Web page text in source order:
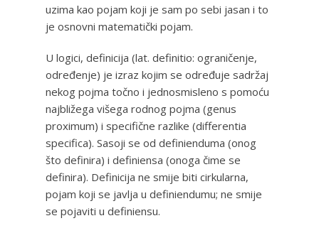
uzima kao pojam koji je sam po sebi jasan i to
je osnovni matematički pojam.
U logici, definicija (lat. definitio: ograničenje,
određenje) je izraz kojim se određuje sadržaj
nekog pojma točno i jednosmisleno s pomoću
najbližega višega rodnog pojma (genus
proximum) i specifične razlike (differentia
specifica). Sasoji se od definienduma (onog
što definira) i definiensa (onoga čime se
definira). Definicija ne smije biti cirkularna,
pojam koji se javlja u definiendumu; ne smije
se pojaviti u definiensu.